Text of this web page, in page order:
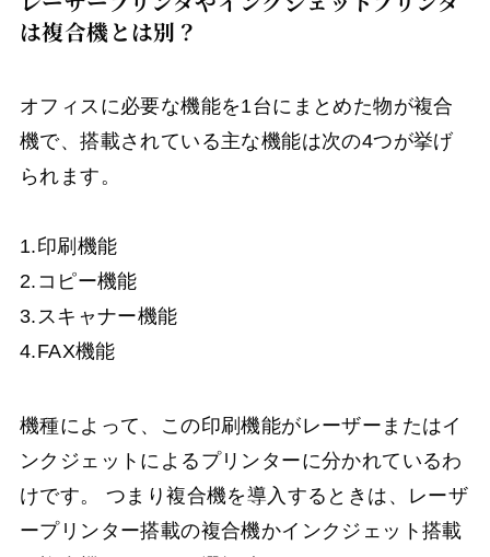
は複合機とは別？
オフィスに必要な機能を1台にまとめた物が複合
機で、搭載されている主な機能は次の4つが挙げ
られます。
1.印刷機能
2.コピー機能
3.スキャナー機能
4.FAX機能
機種によって、この印刷機能がレーザーまたはイ
ンクジェットによるプリンターに分かれているわ
けです。 つまり複合機を導入するときは、レーザ
ープリンター搭載の複合機かインクジェット搭載